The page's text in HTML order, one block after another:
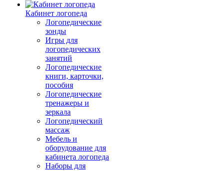
Кабинет логопеда
Логопедические
зонды
Игры для
логопедических
занятий
Логопедические
книги, карточки,
пособия
Логопедические
тренажеры и
зеркала
Логопедический
массаж
Мебель и
оборудование для
кабинета логопеда
Наборы для